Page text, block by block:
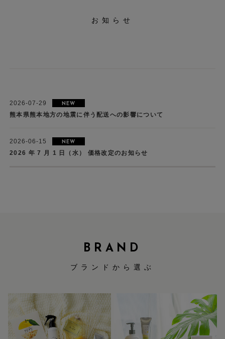
お知らせ
2026-07-29 NEW
熊本県熊本地方の地震に伴う配送への影響について
2026-06-15 NEW
2026 年 7 月 1 日（水） 価格改定のお知らせ
BRAND
ブランドから選ぶ